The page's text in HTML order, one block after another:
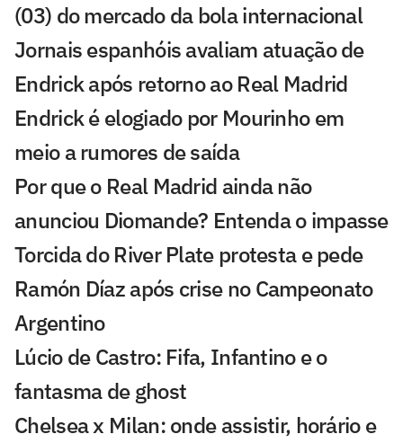
(03) do mercado da bola internacional
Jornais espanhóis avaliam atuação de
Endrick após retorno ao Real Madrid
Endrick é elogiado por Mourinho em
meio a rumores de saída
Por que o Real Madrid ainda não
anunciou Diomande? Entenda o impasse
Torcida do River Plate protesta e pede
Ramón Díaz após crise no Campeonato
Argentino
Lúcio de Castro: Fifa, Infantino e o
fantasma de ghost
Chelsea x Milan: onde assistir, horário e